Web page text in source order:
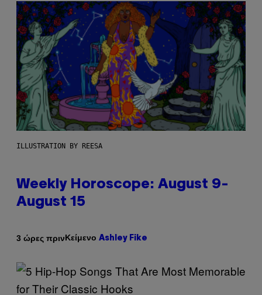
ILLUSTRATION BY REESA
Weekly Horoscope: August 9-
August 15
3 ώρες πρινΚείμενο Ashley Fike